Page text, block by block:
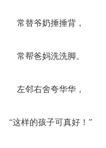
常替爷奶捶捶背，
常帮爸妈洗洗脚。
左邻右舍夸华华，
“这样的孩子可真好！”